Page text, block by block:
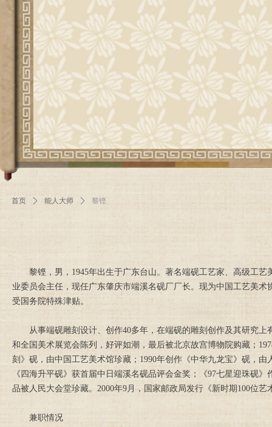
首页 ꄲ 能人大师 ꄲ 黎铿
黎铿，男，1945年出生于广东台山。著名端砚工艺家、高级工
业委员会主任，现任广东肇庆市端溪名砚厂厂长。现为中国工艺美
受国务院特殊津贴。
从事端砚雕刻设计、创作40多年，在端砚的雕刻创作及其研究上
和全国美术展览会陈列，好评如潮，最后被北京故宫博物院购藏；
刻》砚，由中国工艺美术馆珍藏；1990年创作《中华九龙宝》砚，
《四海升平砚》获首届中日端溪名砚品评会金奖；《97七星迎珠砚
品被人民大会堂珍藏。2000年9月，国家邮政局发行《新时期100位
兼职情况